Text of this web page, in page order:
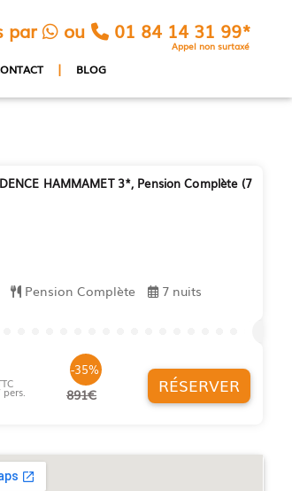
| BLOG
par ou 01 84 14 31 99*
Appel non surtaxé
HAMMAMET 3*, Pension Complète (7
Pension Complète 7 nuits
pers.
-35%
891€ RÉSERVER